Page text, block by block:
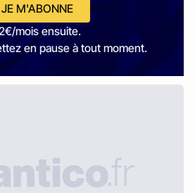
JE M'ABONNE
mois ensuite.
en pause à tout moment.